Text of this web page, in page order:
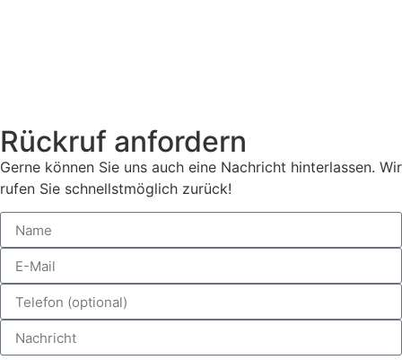
Rückruf anfordern
Gerne können Sie uns auch eine Nachricht hinterlassen. Wir
rufen Sie schnellstmöglich zurück!